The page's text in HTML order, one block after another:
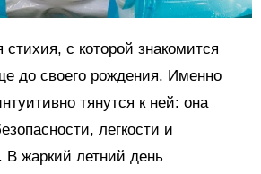
с которой знакомится
до своего рождения. Именно
тянутся к ней: она
легкости и
В жаркий летний день